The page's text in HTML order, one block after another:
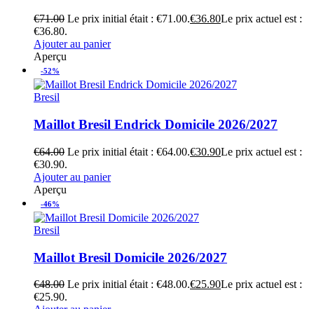
€71.00 Le prix initial était : €71.00.€36.80Le prix actuel est :
€36.80.
Ajouter au panier
Aperçu
-52%
Bresil
Maillot Bresil Endrick Domicile 2026/2027
€64.00 Le prix initial était : €64.00.€30.90Le prix actuel est :
€30.90.
Ajouter au panier
Aperçu
-46%
Bresil
Maillot Bresil Domicile 2026/2027
€48.00 Le prix initial était : €48.00.€25.90Le prix actuel est :
€25.90.